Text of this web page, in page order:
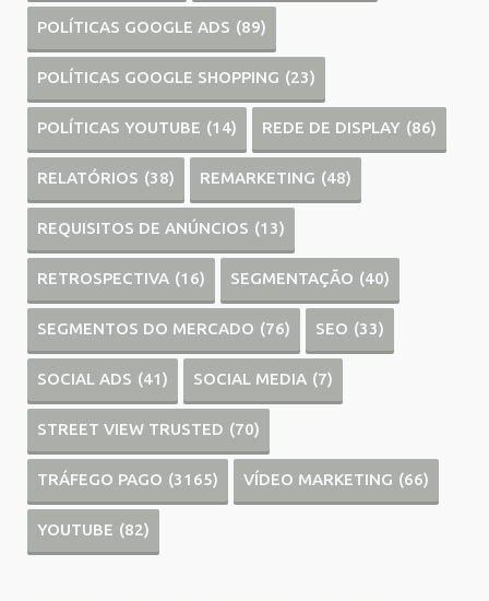
POLÍTICAS GOOGLE ADS (89)
POLÍTICAS GOOGLE SHOPPING (23)
POLÍTICAS YOUTUBE (14) REDE DE DISPLAY (86)
RELATÓRIOS (38) REMARKETING (48)
REQUISITOS DE ANÚNCIOS (13)
RETROSPECTIVA (16) SEGMENTAÇÃO (40)
SEGMENTOS DO MERCADO (76) SEO (33)
SOCIAL ADS (41) SOCIAL MEDIA (7)
STREET VIEW TRUSTED (70)
TRÁFEGO PAGO (3165) VÍDEO MARKETING (66)
YOUTUBE (82)